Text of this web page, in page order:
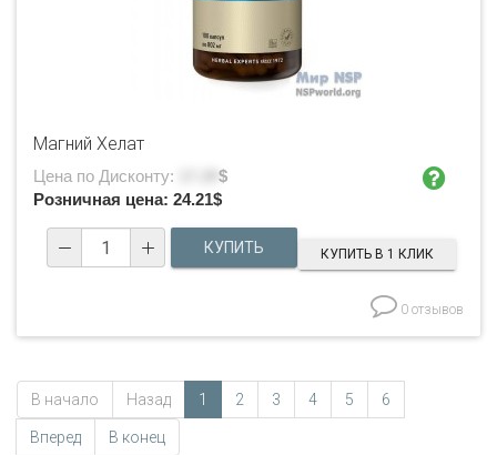
Магний Хелат
Цена по Дисконту:
$
Розничная цена: 24.21$
КУПИТЬ В 1 КЛИК
0 отзывов
В начало Назад 1 2 3 4 5 6
Вперед В конец